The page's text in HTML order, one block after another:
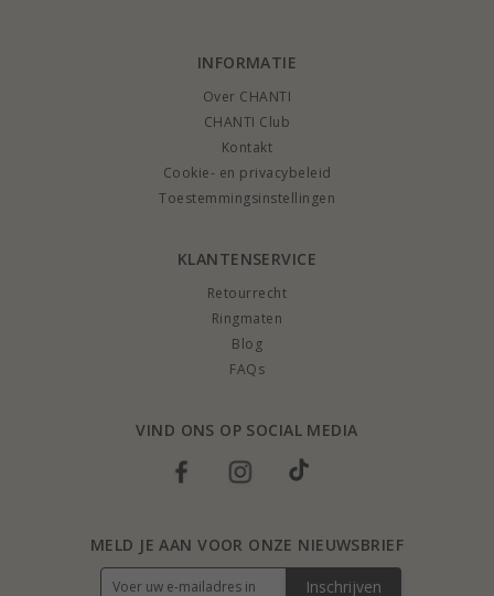
INFORMATIE
Over CHANTI
CHANTI Club
Kontakt
Cookie- en privacybeleid
Toestemmingsinstellingen
KLANTENSERVICE
Retourrecht
Ringmaten
Blog
FAQs
VIND ONS OP SOCIAL MEDIA
MELD JE AAN VOOR ONZE NIEUWSBRIEF
Inschrijven